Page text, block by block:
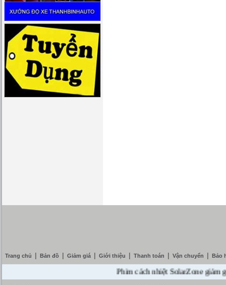
Trang chủ Bản đồ Giảm giá Giới thiệu Thanh toán Vận chuyển Bảo
Phim cách nhiệt SolarZone giảm giá